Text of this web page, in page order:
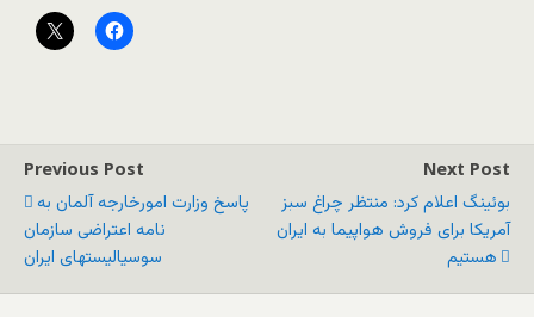
Previous Post
پاسخ وزارت امورخارجه آلمان به
نامه اعتراضی سازمان
سوسیالیستهای ایران
Next Post
بوئینگ اعلام کرد: منتظر چراغ سبز
آمریکا برای فروش هواپیما به ایران
هستیم